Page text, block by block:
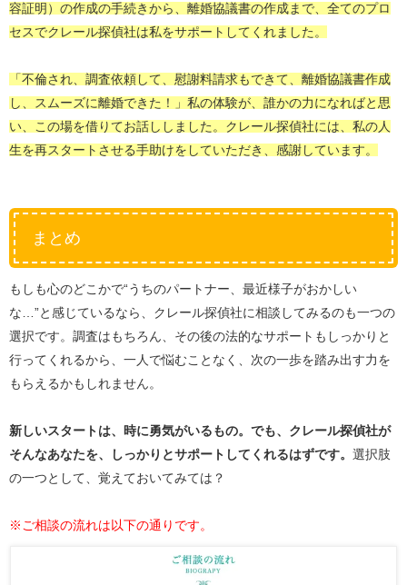
容証明）の作成の手続きから、離婚協議書の作成まで、全てのプロ
セスでクレール探偵社は私をサポートしてくれました。
「不倫され、調査依頼して、慰謝料請求もできて、離婚協議書作成
し、スムーズに離婚できた！」私の体験が、誰かの力になればと思
い、この場を借りてお話ししました。クレール探偵社には、私の人
生を再スタートさせる手助けをしていただき、感謝しています。
まとめ
もしも心のどこかで“うちのパートナー、最近様子がおかしい
な…”と感じているなら、クレール探偵社に相談してみるのも一つの
選択です。調査はもちろん、その後の法的なサポートもしっかりと
行ってくれるから、一人で悩むことなく、次の一歩を踏み出す力を
もらえるかもしれません。
新しいスタートは、時に勇気がいるもの。でも、クレール探偵社が
そんなあなたを、しっかりとサポートしてくれるはずです。 選択肢
の一つとして、覚えておいてみては？
※ご相談の流れは以下の通りです。